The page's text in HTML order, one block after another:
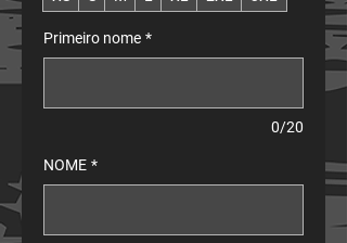
Primeiro nome *
0/20
NOME *